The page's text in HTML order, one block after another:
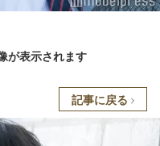
が表示されます
記事に戻る